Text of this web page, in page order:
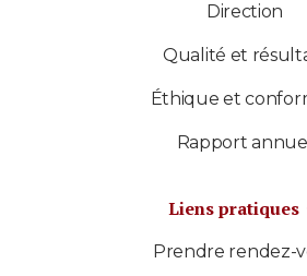
Direction
Qualité et
Éthique et
Rapport annuel
Liens pratiques
Prendre rendez-